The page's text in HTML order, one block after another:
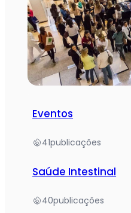
Eventos
41publicações
Saúde Intestinal
40publicações